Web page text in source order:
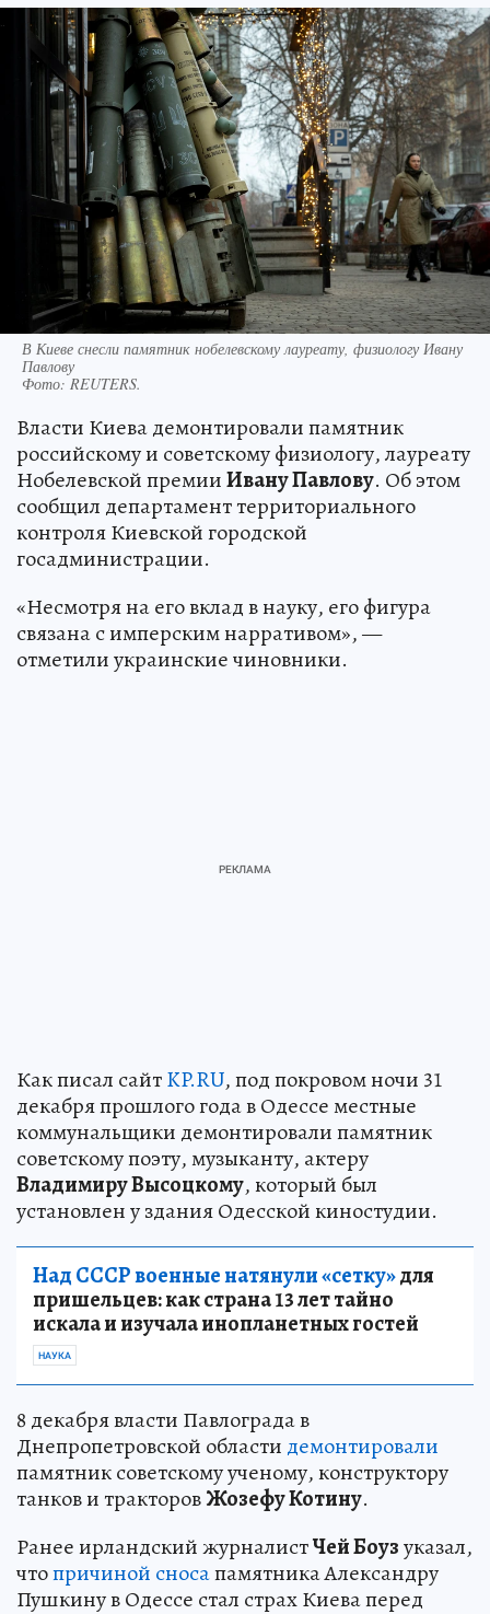
В Киеве снесли памятник нобелевскому лауреату, физиологу Ивану
Павлову
Фото: REUTERS.
Власти Киева демонтировали памятник
российскому и советскому физиологу, лауреату
Нобелевской премииИвану Павлову. Об этом
сообщил департамент территориального
контроля Киевской городской
госадминистрации.
«Несмотря на его вклад в науку, его фигура
связана с имперским нарративом», —
отметили украинские чиновники.
Как писал сайтKP.RU, под покровом ночи 31
декабря прошлого года в Одессе местные
коммунальщики демонтировали памятник
советскому поэту, музыканту, актеру
Владимиру Высоцкому, который был
установлен у здания Одесской киностудии.
Над СССР военные натянули «сетку»для
пришельцев: как страна 13 лет тайно
искала и изучала инопланетных гостей
НАУКА
8 декабря власти Павлограда в
Днепропетровской области демонтировали
памятник советскому ученому, конструктору
танков и тракторовЖозефу Котину.
Ранее ирландский журналистЧей Боузуказал,
чтопричиной сносапамятника Александру
Пушкину в Одессе стал страх Киева перед